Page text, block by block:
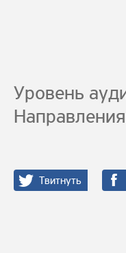
Уровень
Твитнуть